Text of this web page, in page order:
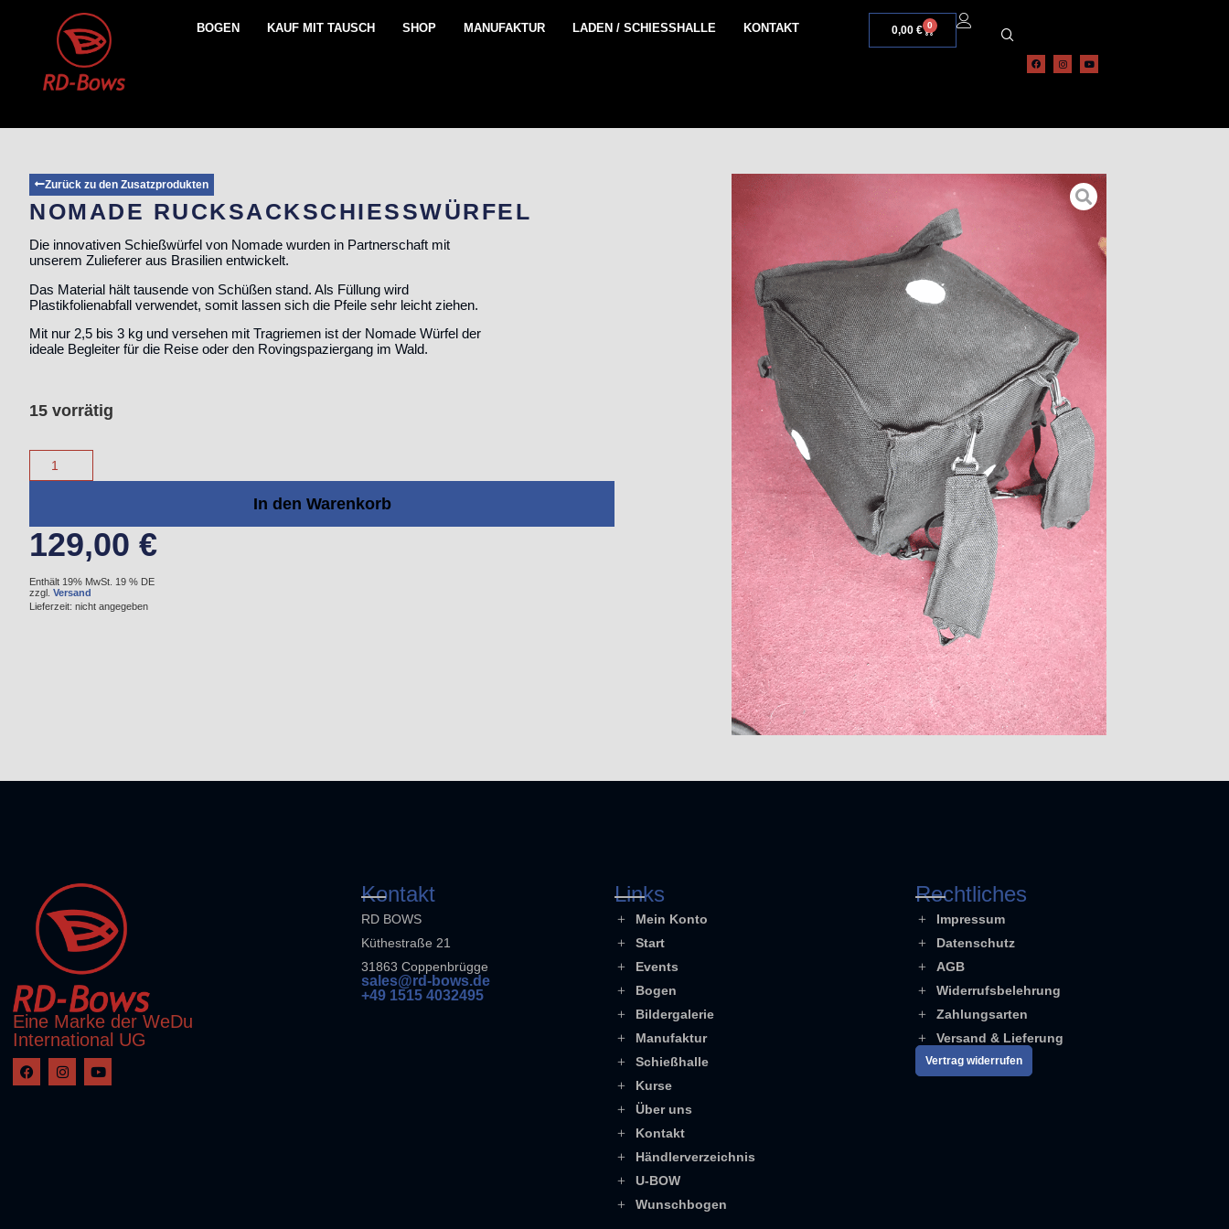
BOGEN KAUF MIT TAUSCH SHOP MANUFAKTUR LADEN / SCHIESSHALLE KONTAKT 0,00 € 0
Zurück zu den Zusatzprodukten
NOMADE RUCKSACKSCHIESSWÜRFEL
Die innovativen Schießwürfel von Nomade wurden in Partnerschaft mit
unserem Zulieferer aus Brasilien entwickelt.
Das Material hält tausende von Schüßen stand. Als Füllung wird
Plastikfolienabfall verwendet, somit lassen sich die Pfeile sehr leicht ziehen.
Mit nur 2,5 bis 3 kg und versehen mit Tragriemen ist der Nomade Würfel der
ideale Begleiter für die Reise oder den Rovingspaziergang im Wald.
15 vorrätig
In den Warenkorb
129,00 €
Enthält 19% MwSt. 19 % DE
zzgl. Versand
Lieferzeit: nicht angegeben
Eine Marke der WeDu
International UG
Kontakt
RD BOWS
Küthestraße 21
31863 Coppenbrügge
sales@rd-bows.de
+49 1515 4032495
Links
Mein Konto
Start
Events
Bogen
Bildergalerie
Manufaktur
Schießhalle
Kurse
Über uns
Kontakt
Händlerverzeichnis
U-BOW
Wunschbogen
Rechtliches
Impressum
Datenschutz
AGB
Widerrufsbelehrung
Zahlungsarten
Versand & Lieferung
Vertrag widerrufen